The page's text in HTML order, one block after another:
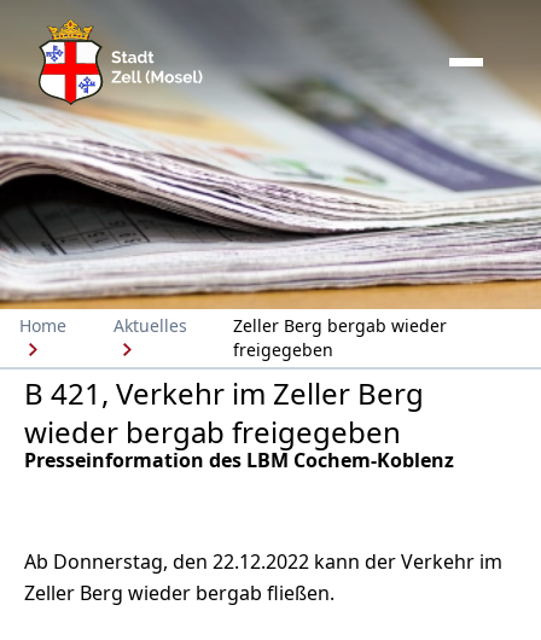
Home Aktuelles
Zeller Berg bergab wieder
freigegeben
B 421, Verkehr im Zeller Berg
wieder bergab freigegeben
Presseinformation des LBM Cochem-Koblenz
Ab Donnerstag, den 22.12.2022 kann der Verkehr im
Zeller Berg wieder bergab fließen.